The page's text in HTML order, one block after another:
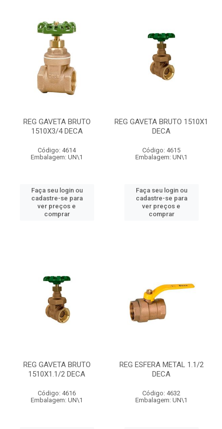
REG GAVETA BRUTO
1510X3/4 DECA
Código: 4614
Embalagem: UN\1
Faça seu login ou
cadastre-se para
ver preços e
comprar
REG GAVETA BRUTO 1510X1
DECA
Código: 4615
Embalagem: UN\1
Faça seu login ou
cadastre-se para
ver preços e
comprar
REG GAVETA BRUTO
1510X1.1/2 DECA
Código: 4616
Embalagem: UN\1
REG ESFERA METAL 1.1/2
DECA
Código: 4632
Embalagem: UN\1